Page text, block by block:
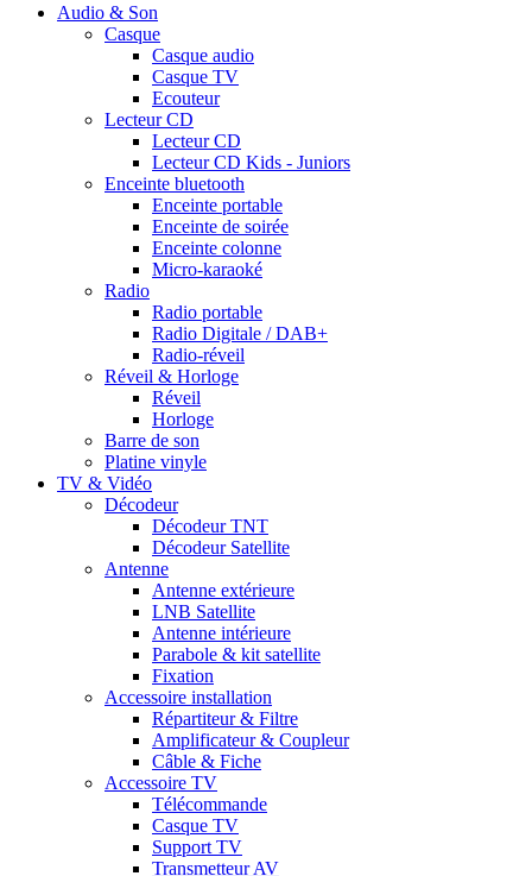
Audio & Son
Casque
Casque audio
Casque TV
Ecouteur
Lecteur CD
Lecteur CD
Lecteur CD Kids - Juniors
Enceinte bluetooth
Enceinte portable
Enceinte de soirée
Enceinte colonne
Micro-karaoké
Radio
Radio portable
Radio Digitale / DAB+
Radio-réveil
Réveil & Horloge
Réveil
Horloge
Barre de son
Platine vinyle
TV & Vidéo
Décodeur
Décodeur TNT
Décodeur Satellite
Antenne
Antenne extérieure
LNB Satellite
Antenne intérieure
Parabole & kit satellite
Fixation
Accessoire installation
Répartiteur & Filtre
Amplificateur & Coupleur
Câble & Fiche
Accessoire TV
Télécommande
Casque TV
Support TV
Transmetteur AV